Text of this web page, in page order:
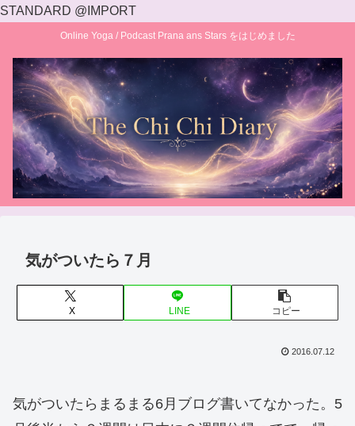
STANDARD @IMPORT
Online Yoga / Podcast Prana ans Stars をはじめました
気がついたら７月
X LINE コピー
2016.07.12
気がついたらまるまる6月ブログ書いてなかった。5